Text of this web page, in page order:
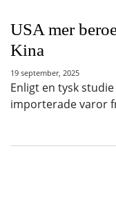
USA mer
Kina
19 september, 2025
Enligt en tysk
importerade varor